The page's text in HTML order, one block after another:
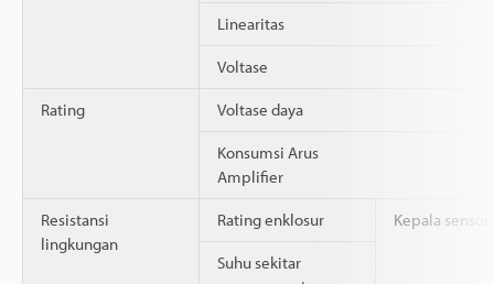
Linearitas
Voltase
Rating Voltase daya
Konsumsi Arus
Amplifier
Resistansi
lingkungan
Rating enklosur Kepala sensor
Suhu sekitar